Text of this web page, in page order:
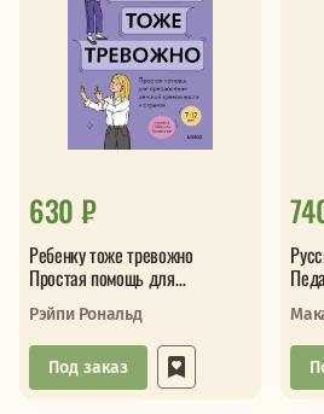
630 ₽
Ребенку тоже тревожно
Простая помощь для
преодоления детской
тревожности и страх
Рэйпи Рональд
Под заказ